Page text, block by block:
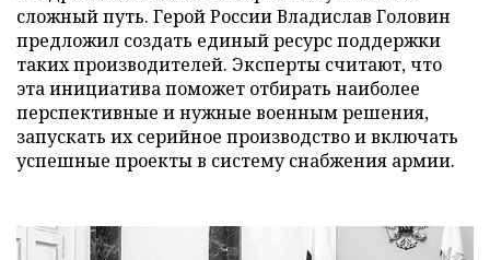
сложный путь. Герой России Владислав Головин
предложил создать единый ресурс поддержки
таких производителей. Эксперты считают, что
эта инициатива поможет отбирать наиболее
перспективные и нужные военным решения,
запускать их серийное производство и включать
успешные проекты в систему снабжения армии.